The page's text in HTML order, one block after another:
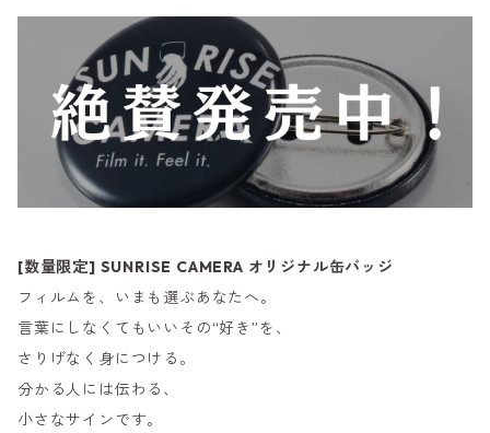
[数量限定] SUNRISE CAMERA オリジナル缶バッジ
フィルムを、いまも選ぶあなたへ。
言葉にしなくてもいいその“好き”を、
さりげなく身につける。
分かる人には伝わる、
小さなサインです。